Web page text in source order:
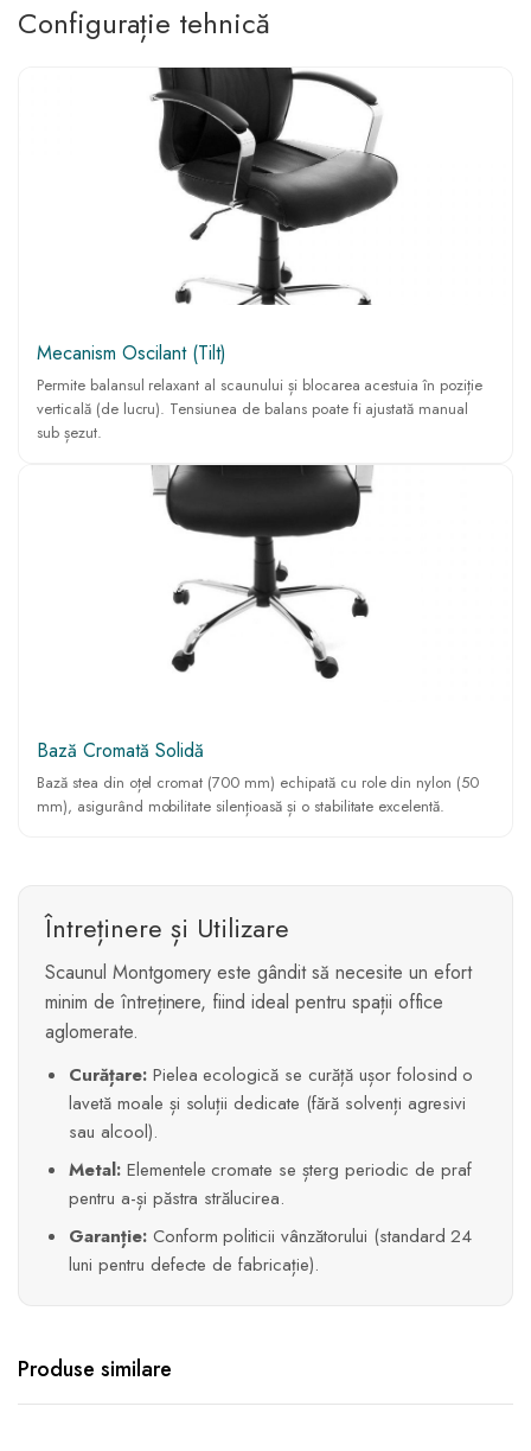
Configurație tehnică
Mecanism Oscilant (Tilt)
Permite balansul relaxant al scaunului și blocarea acestuia în poziție
verticală (de lucru). Tensiunea de balans poate fi ajustată manual
sub șezut.
Bază Cromată Solidă
Bază stea din oțel cromat (700 mm) echipată cu role din nylon (50
mm), asigurând mobilitate silențioasă și o stabilitate excelentă.
Întreținere și Utilizare
Scaunul Montgomery este gândit să necesite un efort
minim de întreținere, fiind ideal pentru spații office
aglomerate.
Curățare:Pielea ecologică se curăță ușor folosind o
lavetă moale și soluții dedicate (fără solvenți agresivi
sau alcool).
Metal:Elementele cromate se șterg periodic de praf
pentru a-și păstra strălucirea.
Garanție:Conform politicii vânzătorului (standard 24
luni pentru defecte de fabricație).
Produse similare